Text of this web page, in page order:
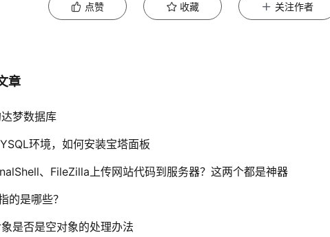
点赞 收藏 关注作者
章
梦数据库
环境，如何安装宝塔面板
、FileZilla上传网站代码到服务器？这两个都是神器
的是哪些？
是否是空对象的处理办法